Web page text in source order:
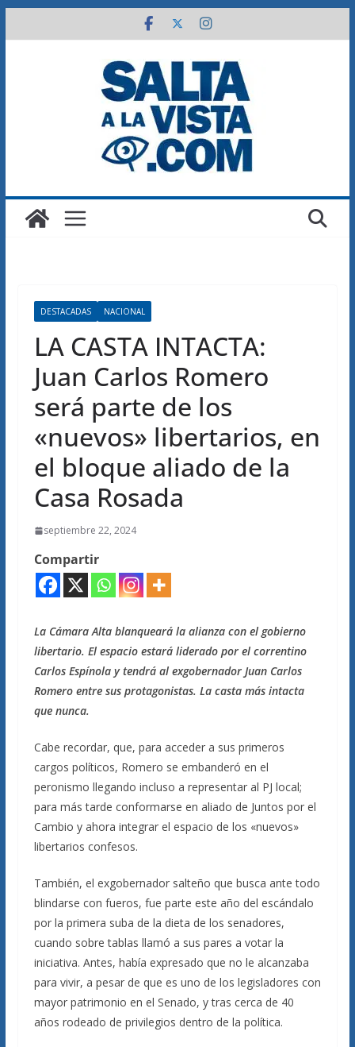
al
DESTACADAS NACIONAL
LA CASTA INTACTA:
Juan Carlos Romero
será parte de los
«nuevos» libertarios, en
el bloque aliado de la
Casa Rosada
septiembre 22, 2024
Compartir
La Cámara Alta blanqueará la alianza con el gobierno
libertario. El espacio estará liderado por el correntino
Carlos Espínola y tendrá al exgobernador Juan Carlos
Romero entre sus protagonistas. La casta más intacta
que nunca.
Cabe recordar, que, para acceder a sus primeros
cargos políticos, Romero se embanderó en el
peronismo llegando incluso a representar al PJ local;
para más tarde conformarse en aliado de Juntos por el
Cambio y ahora integrar el espacio de los «nuevos»
libertarios confesos.
También, el exgobernador salteño que busca ante todo
blindarse con fueros, fue parte este año del escándalo
por la primera suba de la dieta de los senadores,
cuando sobre tablas llamó a sus pares a votar la
iniciativa. Antes, había expresado que no le alcanzaba
para vivir, a pesar de que es uno de los legisladores con
mayor patrimonio en el Senado, y tras cerca de 40
años rodeado de privilegios dentro de la política.